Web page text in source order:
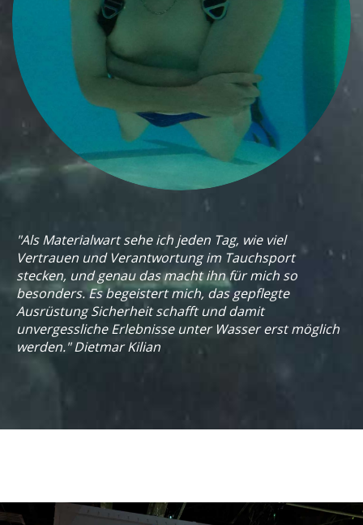
"Als Materialwart sehe ich jeden Tag, wie viel
Vertrauen und Verantwortung im Tauchsport
stecken, und genau das macht ihn für mich so
besonders. Es begeistert mich, das gepflegte
Ausrüstung Sicherheit schafft und damit
unvergessliche Erlebnisse unter Wasser erst möglich
werden." Dietmar Kilian